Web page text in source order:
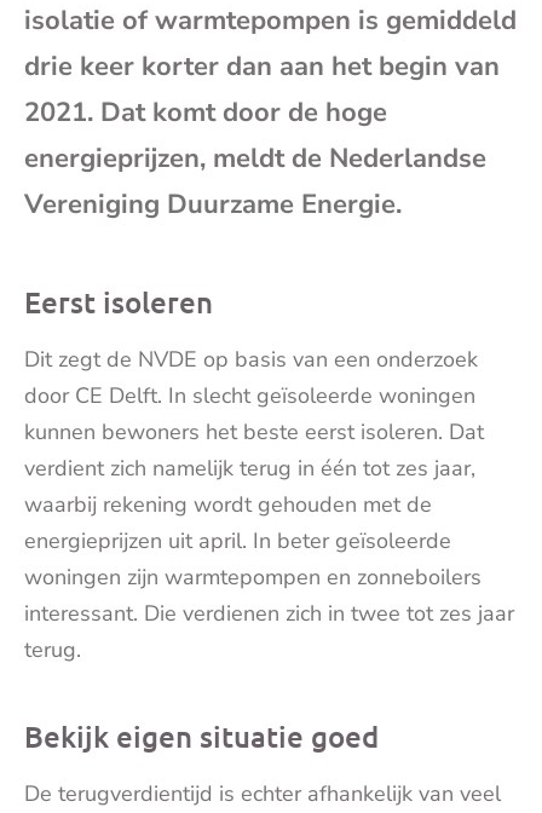
isolatie of warmtepompen is gemiddeld
drie keer korter dan aan het begin van
2021. Dat komt door de hoge
energieprijzen, meldt de Nederlandse
Vereniging Duurzame Energie.
Eerst isoleren
Dit zegt de NVDE op basis van een onderzoek
door CE Delft. In slecht geïsoleerde woningen
kunnen bewoners het beste eerst isoleren. Dat
verdient zich namelijk terug in één tot zes jaar,
waarbij rekening wordt gehouden met de
energieprijzen uit april. In beter geïsoleerde
woningen zijn warmtepompen en zonneboilers
interessant. Die verdienen zich in twee tot zes jaar
terug.
Bekijk eigen situatie goed
De terugverdientijd is echter afhankelijk van veel